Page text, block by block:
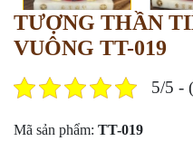
TƯỢNG THẦN
VUÔNG TT-019
5/5 -
Mã sản phẩm: TT-019